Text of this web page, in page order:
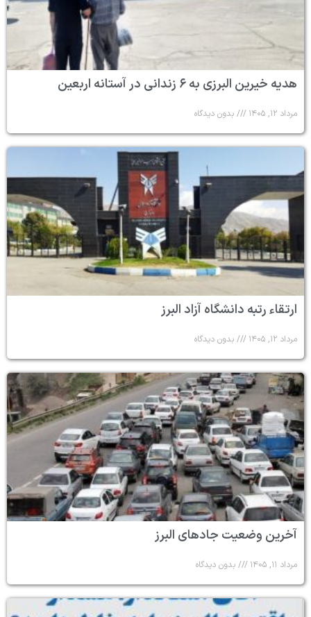
هدیه خیرین البرزی به ۶ زندانی در آستانه اربعین
مرداد ۱۲, ۱۴۰۵ بدون دیدگاه
ارتقاء رتبه دانشگاه آزاد البرز
مرداد ۱۲, ۱۴۰۵ بدون دیدگاه
آخرین وضعیت جادهای البرز
مرداد ۱۱, ۱۴۰۵ بدون دیدگاه